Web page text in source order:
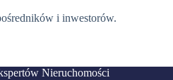
i inwestorów.
Nieruchomości